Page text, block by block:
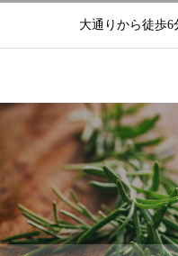
大通りから徒歩